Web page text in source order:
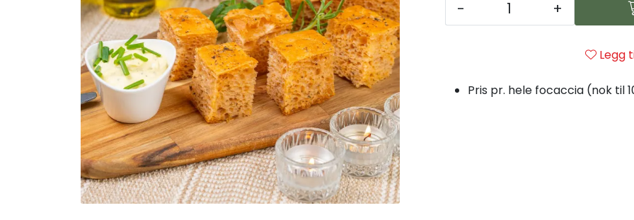
- +
Legg
Pris pr. hele focaccia (nok til